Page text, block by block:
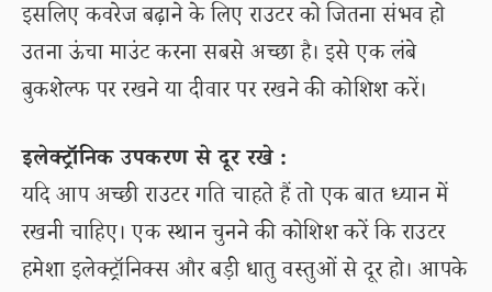
इसलिए कवरेज बढ़ाने के लिए राउटर को जितना संभव हो
उतना ऊंचा माउंट करना सबसे अच्छा है। इसे एक लंबे
बुकशेल्फ पर रखने या दीवार पर रखने की कोशिश करें।
इलेक्ट्रॉनिक उपकरण से दूर रखे :
यदि आप अच्छी राउटर गति चाहते हैं तो एक बात ध्यान में
रखनी चाहिए। एक स्थान चुनने की कोशिश करें कि राउटर
हमेशा इलेक्ट्रॉनिक्स और बड़ी धातु वस्तुओं से दूर हो। आपके